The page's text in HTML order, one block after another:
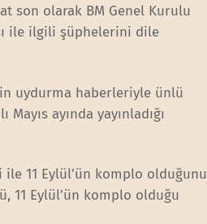
son olarak BM Genel Kurulu
ile ilgili şüphelerini dile
uydurma haberleriyle ünlü
ayında yayınladığı
11 Eylül’ün komplo olduğunu
11 Eylül’ün komplo olduğu